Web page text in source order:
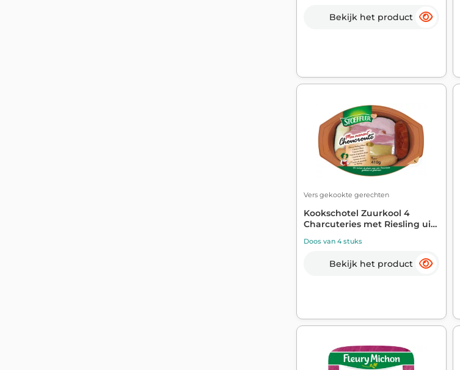
Bekijk het product
Vers gekookte gerechten
Kookschotel Zuurkool 4
Charcuteries met Riesling uit
Doos van 4 stuks
Bekijk het product